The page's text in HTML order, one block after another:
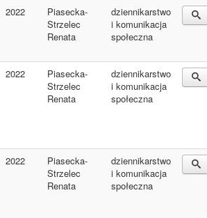
2022
Piasecka-
Strzelec
Renata
dziennikarstwo
i komunikacja
społeczna
2022
Piasecka-
Strzelec
Renata
dziennikarstwo
i komunikacja
społeczna
2022
Piasecka-
Strzelec
Renata
dziennikarstwo
i komunikacja
społeczna